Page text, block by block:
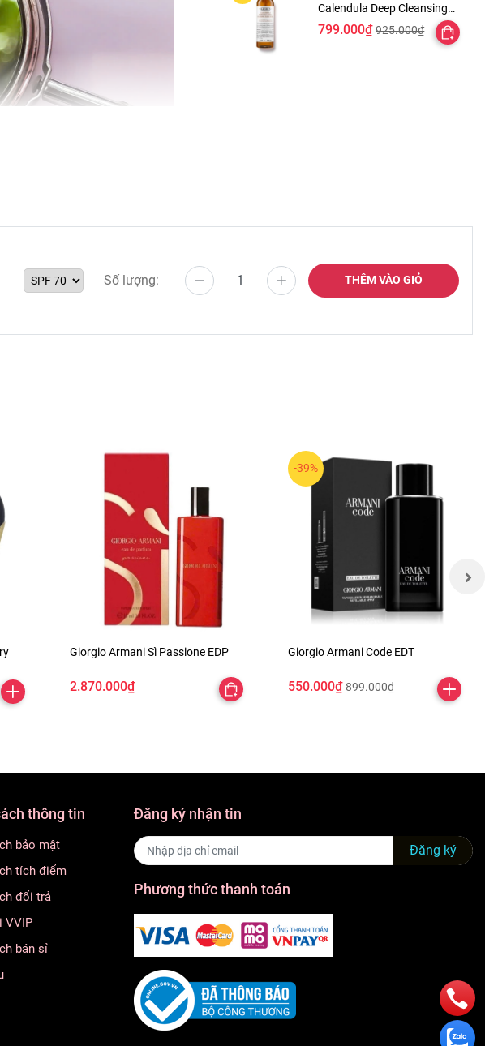
Calendula Deep Cleansing
Foaming Face Wash
799.000₫ 925.000₫
Số lượng: THÊM VÀO GIỎ
Giorgio Armani Sì Passione EDP
2.870.000₫
-39%
Giorgio Armani Code EDT
550.000₫ 899.000₫
thông tin
bảo mật
tích điểm
đổi trả
VVIP
bán sỉ
Đăng ký nhận tin
Đăng ký
Phương thức thanh toán